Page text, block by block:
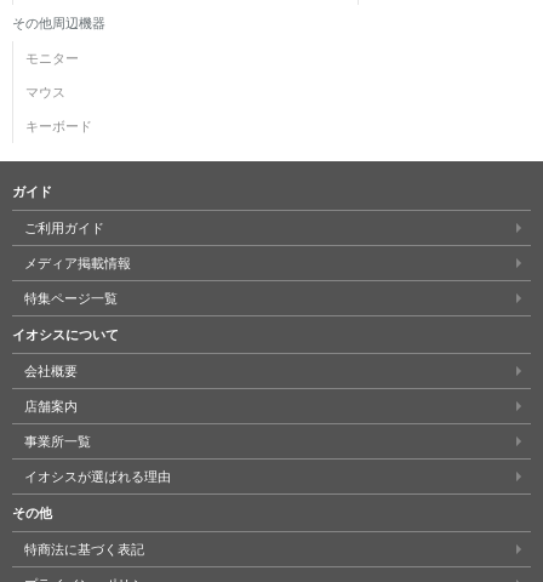
その他周辺機器
モニター
マウス
キーボード
ガイド
ご利用ガイド
メディア掲載情報
特集ページ一覧
イオシスについて
会社概要
店舗案内
事業所一覧
イオシスが選ばれる理由
その他
特商法に基づく表記